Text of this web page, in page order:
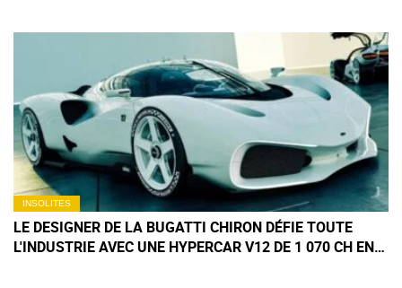
INSOLITES
LE DESIGNER DE LA BUGATTI CHIRON DÉFIE TOUTE
L'INDUSTRIE AVEC UNE HYPERCAR V12 DE 1 070 CH EN